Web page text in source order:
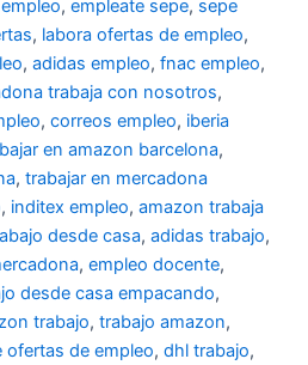
, empleate sepe, sepe
, labora ofertas de empleo,
, adidas empleo, fnac empleo,
trabaja con nosotros,
, correos empleo, iberia
en amazon barcelona,
, trabajar en mercadona
, inditex empleo, amazon trabaja
desde casa, adidas trabajo,
, empleo docente,
desde casa empacando,
trabajo, trabajo amazon,
ofertas de empleo, dhl trabajo,